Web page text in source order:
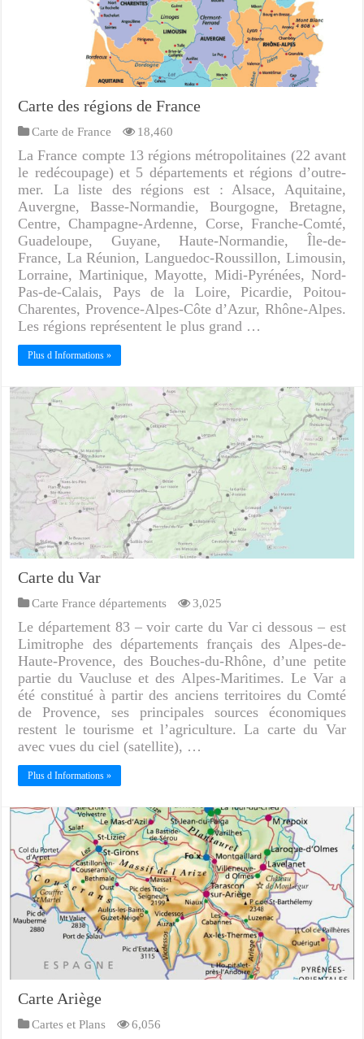
Carte des régions de France
Carte de France 18,460
La France compte 13 régions métropolitaines (22 avant
le redécoupage) et 5 départements et régions d’outre-
mer. La liste des régions est : Alsace, Aquitaine,
Auvergne, Basse-Normandie, Bourgogne, Bretagne,
Centre, Champagne-Ardenne, Corse, Franche-Comté,
Guadeloupe, Guyane, Haute-Normandie, Île-de-
France, La Réunion, Languedoc-Roussillon, Limousin,
Lorraine, Martinique, Mayotte, Midi-Pyrénées, Nord-
Pas-de-Calais, Pays de la Loire, Picardie, Poitou-
Charentes, Provence-Alpes-Côte d’Azur, Rhône-Alpes.
Les régions représentent le plus grand …
Plus d Informations »
Carte du Var
Carte France départements 3,025
Le département 83 – voir carte du Var ci dessous – est
Limitrophe des départements français des Alpes-de-
Haute-Provence, des Bouches-du-Rhône, d’une petite
partie du Vaucluse et des Alpes-Maritimes. Le Var a
été constitué à partir des anciens territoires du Comté
de Provence, ses principales sources économiques
restent le tourisme et l’agriculture. La carte du Var
avec vues du ciel (satellite), …
Plus d Informations »
Carte Ariège
Cartes et Plans 6,056